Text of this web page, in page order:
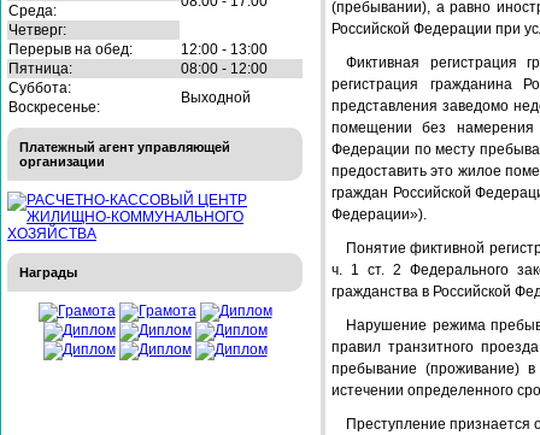
Среда:
Четверг:
Перерыв на обед:
12:00 - 13:00
Пятница:
08:00 - 12:00
Суббота:
Выходной
Воскресенье:
Платежный агент управляющей
организации
Награды
(пребывании), а равно
Российской Федерации при
Фиктивная регистрация
регистрация гражданина
представления заведомо
помещении без намерения
Федерации по месту
предоставить это жилое
граждан Российской
Федерации»).
Понятие фиктивной
ч. 1 ст. 2 Федерального
гражданства в Российской
Нарушение режима
правил транзитного
пребывание (проживание)
истечении определенного
Преступление признается